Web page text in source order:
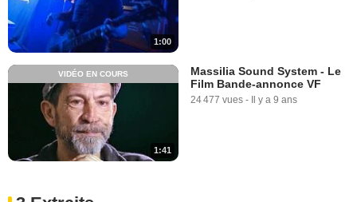
1:00
1:41
VIDÉO EN COURS
Massilia Sound System - Le
Film Bande-annonce VF
24 477 vues - Il y a 9 ans